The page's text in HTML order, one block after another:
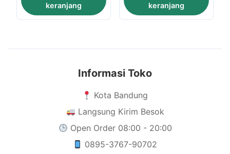
keranjang keranjang
Informasi Toko
Kota Bandung
Langsung Kirim Besok
Open Order 08:00 - 20:00
0895-3767-90702